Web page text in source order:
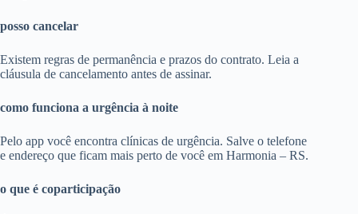
posso cancelar
Existem regras de permanência e prazos do contrato. Leia a
cláusula de cancelamento antes de assinar.
como funciona a urgência à noite
Pelo app você encontra clínicas de urgência. Salve o telefone
e endereço que ficam mais perto de você em Harmonia – RS.
o que é coparticipação